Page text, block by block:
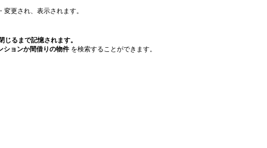
更され、表示されます。
じるまで記憶されます。
ションか間借りの物件 を検索することができます。